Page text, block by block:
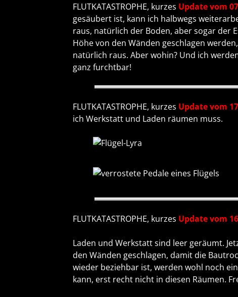
FLUTKATASTROPHE, kurzes Update vom
gesäubert ist, kann ich halbwegs
raus, natürlich der Boden, aber sogar der
Höhe von den Wänden geschlagen
natürlich raus. Aber wohin? Und ich
ganz furchtbar!
FLUTKATASTROPHE, kurzes Update vom
ich Werkstatt und Laden räumen muss.
FLUTKATASTROPHE, kurzes Update vom
Laden und Werkstatt sind leer geräumt.
den Wänden geschlagen, damit die
wieder beziehbar ist, werden wohl noch
kann, erst recht nicht in diesen Räumen.